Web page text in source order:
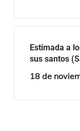
Estimada a
sus santos
18 de